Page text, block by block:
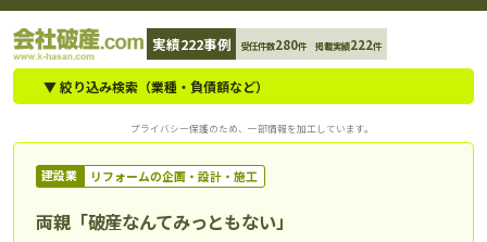
ン
ツ
実績222事例 受任件数280件 掲載実績222件
▼ 絞り込み検索（業種・負債額など）
プライバシー保護のため、一部情報を加工しています。
建設業 リフォームの企画・設計・施工
両親「破産なんてみっともない」